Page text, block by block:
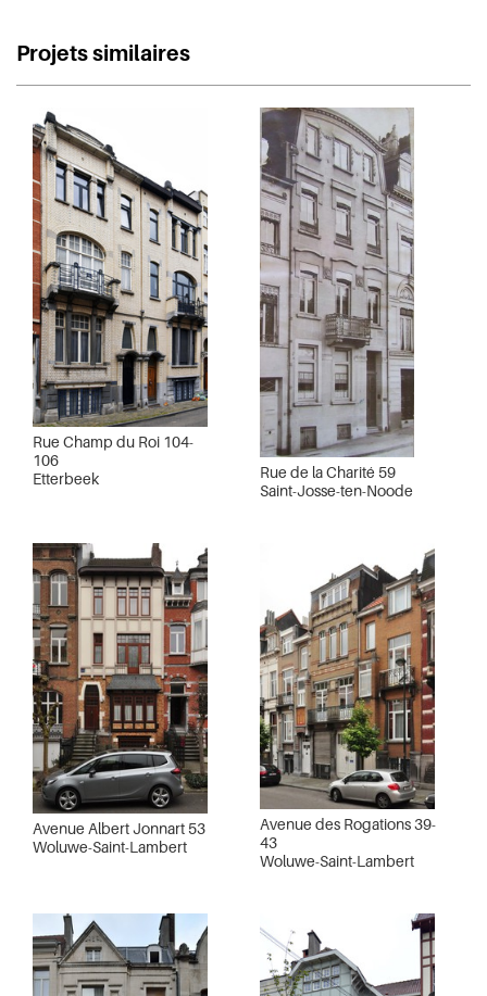
Projets similaires
Rue Champ du Roi 104-
106
Etterbeek
Rue de la Charité 59
Saint-Josse-ten-Noode
Avenue Albert Jonnart 53
Woluwe-Saint-Lambert
Avenue des Rogations 39-
43
Woluwe-Saint-Lambert